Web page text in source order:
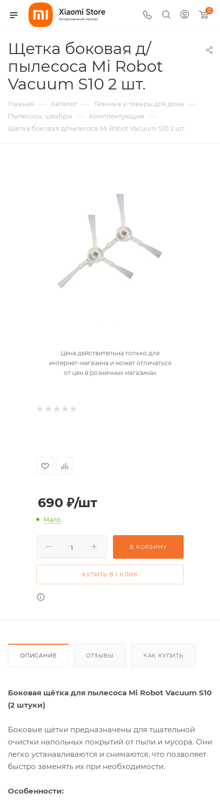
0
Щетка боковая д/
пылесоса Mi Robot
Vacuum S10 2 шт.
Главная — Каталог — Техника и товары для дома —
Пылесосы, швабры — Комплектующие —
Щетка боковая д/пылесоса Mi Robot Vacuum S10 2 шт.
Цена действительна только для
интернет-магазина и может отличаться
от цен в розничных магазинах
690 ₽/шт
Мало
В КОРЗИНУ
КУПИТЬ В 1 КЛИК
ОПИСАНИЕ ОТЗЫВЫ КАК КУПИТЬ
Боковая щётка для пылесоса Mi Robot Vacuum S10
(2 штуки)
Боковые щётки предназначены для тщательной
очистки напольных покрытий от пыли и мусора. Они
легко устанавливаются и снимаются, что позволяет
быстро заменять их при необходимости.
Особенности: